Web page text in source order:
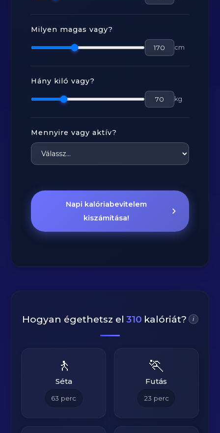
Milyen magas vagy?
cm
Hány kiló vagy?
kg
Mennyire vagy aktív?
Napi kalóriabevitelem
kiszámítása!
Hogyan égethetsz el 310 kalóriát? i
🚶
Séta
63 perc
🏃
Futás
23 perc